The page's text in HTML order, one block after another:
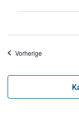
Vorherige